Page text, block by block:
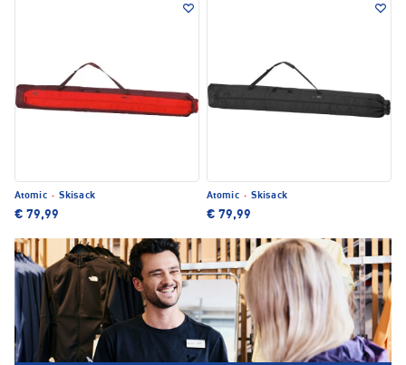
Atomic · Skisack
€ 79,99
Atomic · Skisack
€ 79,99